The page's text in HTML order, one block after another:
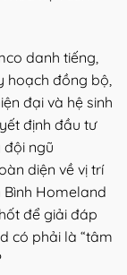
danh tiếng,
hoạch đồng bộ,
đại và hệ sinh
định đầu tư
đội ngũ
diện về vị trí
Homeland
để giải đáp
có phải là “tâm